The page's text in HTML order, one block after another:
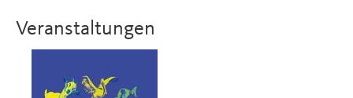
Veranstaltungen